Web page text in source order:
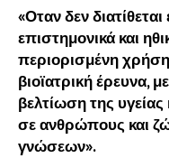
«Οταν δεν
επιστημονικά και
περιορισμένη
βιοϊατρική έρευνα,
βελτίωση της
σε ανθρώπους και
γνώσεων».